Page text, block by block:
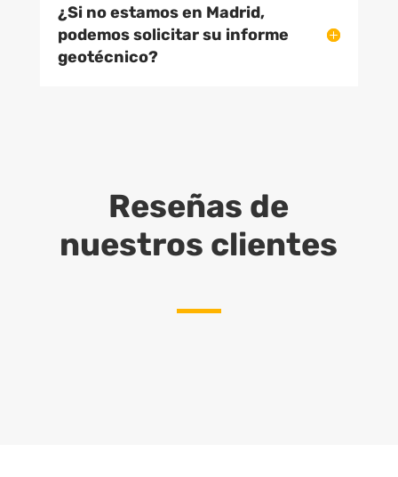
¿Si no estamos en Madrid,
podemos solicitar su informe
geotécnico?
Reseñas de
nuestros clientes